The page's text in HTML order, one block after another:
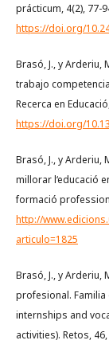
prácticum, 4(2), 77-
https://doi.org/
Brasó, J., y Arderiu,
trabajo
Recerca en
https://doi.org/
Brasó, J., y Arderiu,
millorar l‘educació
formació
http://
articulo=1825
Brasó, J., y Arderiu,
profesional.
internships and
activities). Retos,